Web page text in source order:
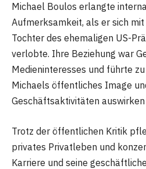
Michael Boulos erlangte
Aufmerksamkeit, als er sich
Tochter des ehemaligen US-
verlobte. Ihre Beziehung war
Medieninteresses und führte
Michaels öffentliches Image
Geschäftsaktivitäten
Trotz der öffentlichen Kritik
privates Privatleben und
Karriere und seine